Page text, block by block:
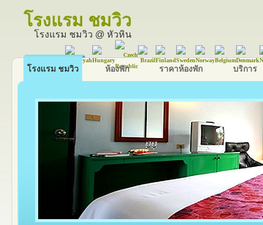
โรงแรม ชมวิว
โรงแรม ชมวิว @ หัวหิน
โรงแรม ชมวิว ห้องพัก ราคาห้องพัก บริการ